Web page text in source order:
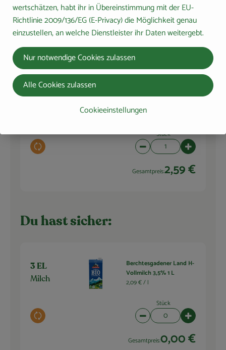
Auswahl ändern
Stück
Artikelanzahl verringern
5,99 €
Auswahl ändern
25,90 € /
Stück
Artikelanzahl verringern
Gesamtpreis:2,59 €
Du hast sicher:
3 EL
Milch
Auswahl ändern
Berchtesgadener Land H-
Vollmilch 3,5% 1 L
2,09 € / l
Stück
Artikelanzahl verringern
Gesamtpreis:0,00 €
wertschätzen, habt ihr in Übereinstimmung mit der EU-
Richtlinie 2009/136/EG (E-Privacy) die Möglichkeit genau
einzustellen, an welche Dienstleister ihr Daten weitergebt.
Cookieeinstellungen
Nur notwendige Cookies zulassen
Alle Cookies zulassen